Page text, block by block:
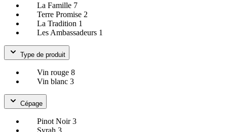
La Famille 7
Terre Promise 2
La Tradition 1
Les Ambassadeurs 1
Type de produit
Vin rouge 8
Vin blanc 3
Cépage
Pinot Noir3
Syrah 3